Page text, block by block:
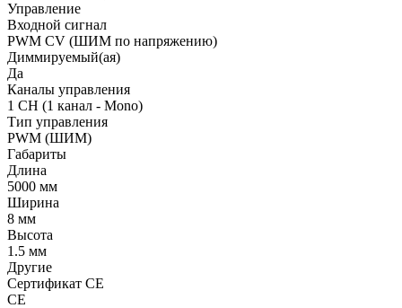
Управление
Входной сигнал
PWM СV (ШИМ по напряжению)
Диммируемый(ая)
Да
Каналы управления
1 CH (1 канал - Mono)
Тип управления
PWM (ШИМ)
Габариты
Длина
5000 мм
Ширина
8 мм
Высота
1.5 мм
Другие
Сертификат CE
CE